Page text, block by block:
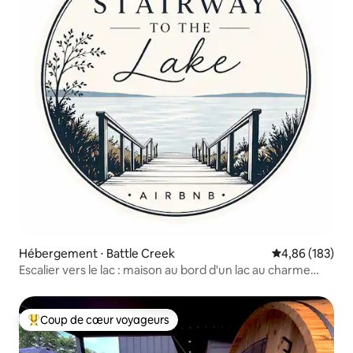
Hébergement ⋅ Battle Creek Évaluation
4,86 (183)
Escalier vers le lac : maison au bord d'un lac au charme
Coups de cœur voyageurs les plus appréciés
Coup de cœur voyageurs